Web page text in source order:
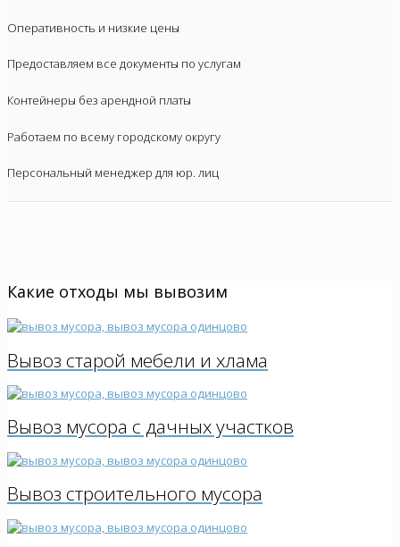
Оперативность и низкие цены
Предоставляем все документы по услугам
Контейнеры без арендной платы
Работаем по всему городскому округу
Персональный менеджер для юр. лиц
Какие отходы мы вывозим
Вывоз старой мебели и хлама
Вывоз мусора с дачных участков
Вывоз строительного мусора